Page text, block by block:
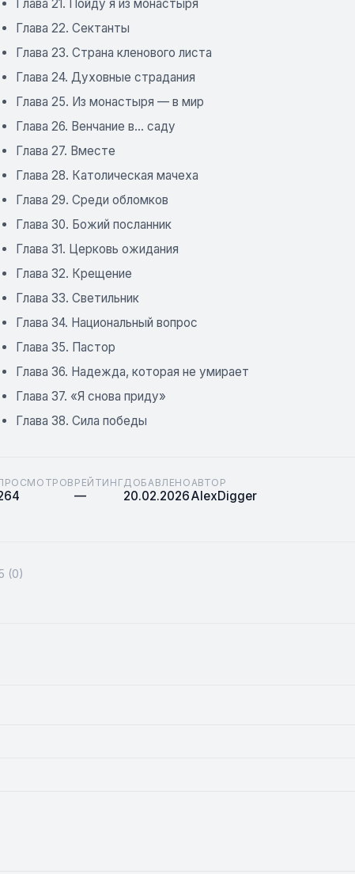
Глава 21. Пойду я из монастыря
Глава 22. Сектанты
Глава 23. Страна кленового листа
Глава 24. Духовные страдания
Глава 25. Из монастыря — в мир
Глава 26. Венчание в... саду
Глава 27. Вместе
Глава 28. Католическая мачеха
Глава 29. Среди обломков
Глава 30. Божий посланник
Глава 31. Церковь ожидания
Глава 32. Крещение
Глава 33. Светильник
Глава 34. Национальный вопрос
Глава 35. Пастор
Глава 36. Надежда, которая не умирает
Глава 37. «Я снова приду»
Глава 38. Сила победы
РЕЙТИНГ
—
ДОБАВЛЕНО
20.02.2026
АВТОР
AlexDigger
(0)